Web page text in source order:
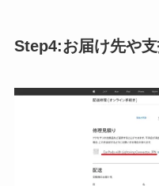
Step4:お届け先や